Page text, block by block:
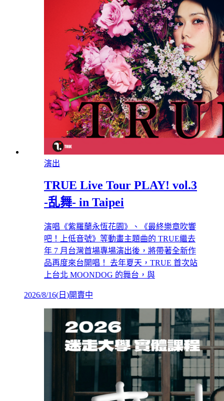
演出
TRUE Live Tour PLAY! vol.3
-乱舞- in Taipei
演唱《紫羅蘭永恆花園》、《最終樂章吹響
吧！上低音號》等動畫主題曲的 TRUE繼去
年 7 月台灣首場專場演出後，將帶著全新作
品再度來台開唱！ 去年夏天，TRUE 首次站
上台北 MOONDOG 的舞台，與
2026/8/16( 日 )開賣中